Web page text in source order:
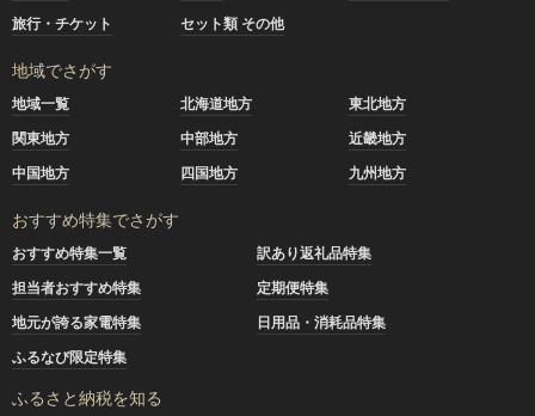
旅行・チケット
セット類 その他
地域でさがす
地域一覧 北海道地方
東北地方
関東地方
中部地方
近畿地方
中国地方
四国地方 九州地方
おすすめ特集でさがす
おすすめ特集一覧
訳あり返礼品特集
担当者おすすめ特集
定期便特集
地元が誇る家電特集
日用品・消耗品特集
ふるなび限定特集
ふるさと納税を知る